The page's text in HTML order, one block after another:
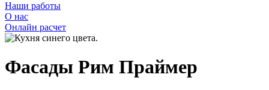
Наши работы
О нас
Онлайн расчет
Фасады Рим Праймер